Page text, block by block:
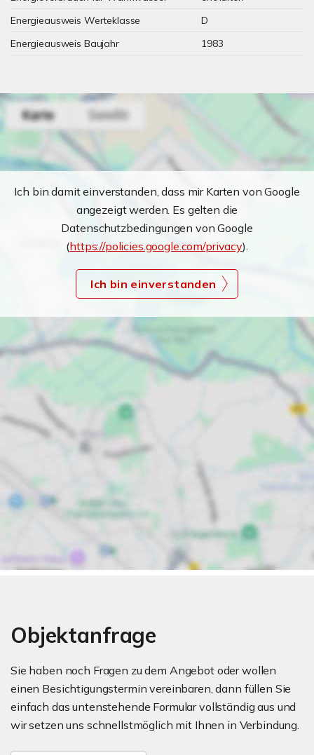
Energieausweis Werteklasse
D
Energieausweis Baujahr
1983
Ich bin damit einverstanden, dass mir Karten von Google
angezeigt werden. Es gelten die
Datenschutzbedingungen von Google
(https://policies.google.com/privacy).
Ich bin einverstanden
Objektanfrage
Sie haben noch Fragen zu dem Angebot oder wollen
einen Besichtigungstermin vereinbaren, dann füllen Sie
einfach das untenstehende Formular vollständig aus und
wir setzen uns schnellstmöglich mit Ihnen in Verbindung.